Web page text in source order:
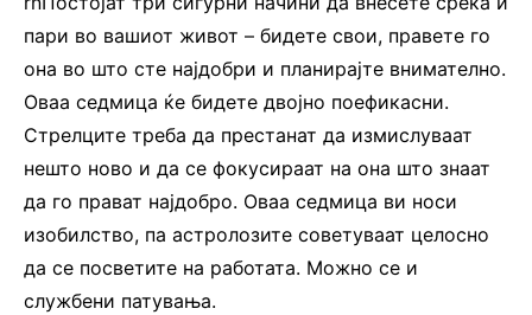
пари во вашиот живот – бидете свои, правете го
она во што сте најдобри и планирајте внимателно.
Оваа седмица ќе бидете двојно поефикасни.
Стрелците треба да престанат да измислуваат
нешто ново и да се фокусираат на она што знаат
да го прават најдобро. Оваа седмица ви носи
изобилство, па астролозите советуваат целосно
да се посветите на работата. Можно се и
службени патувања.